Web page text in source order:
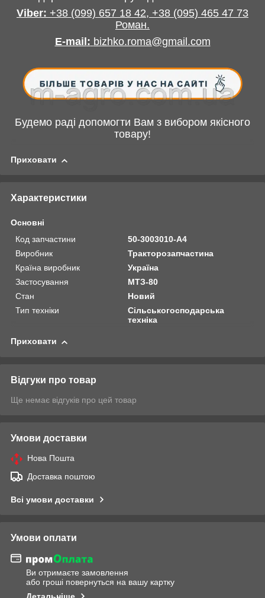
Viber: +38 (099) 657 18 42, +38 (095) 465 47 73
Роман.
E-mail : bizhko.roma@gmail.com
Будемо раді допомогти Вам з вибором якісного
товару!
Приховати
Характеристики
Основні
Код запчастини
50-3003010-А4
Виробник
Тракторозапчастина
Країна виробник
Україна
Застосування
МТЗ-80
Стан
Новий
Тип техніки
Сільськогосподарська
техніка
Приховати
Відгуки про товар
Ще немає відгуків про цей товар
Умови доставки
Нова Пошта
Доставка поштою
Всі умови доставки
Умови оплати
Ви отримаєте замовлення
або гроші повернуться на вашу картку
Детальніше